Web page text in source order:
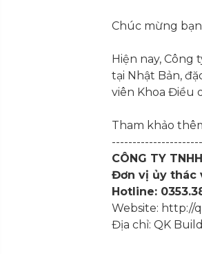
Chúc mừng
Hiện nay,
tại Nhật Bản,
viên Khoa Điều
Tham khảo
CÔNG TY
Đơn vị ủy thác
Hotline:
Website: http://
Địa chỉ: QK